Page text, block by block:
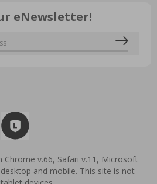
eNewsletter!
Chrome v.66, Safari v.11, Microsoft
and mobile. This site is not